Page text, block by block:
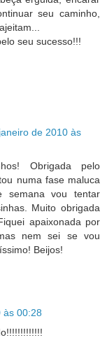
seu caminho,
seu sucesso!!!
de 2010 às
Obrigada pelo
numa fase maluca
vou tentar
Muito obrigada
apaixonada por
nem sei se vou
Beijos!
às 00:28